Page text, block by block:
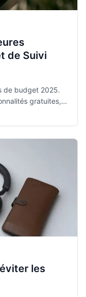
de Suivi
de budget 2025.
gratuites,
les